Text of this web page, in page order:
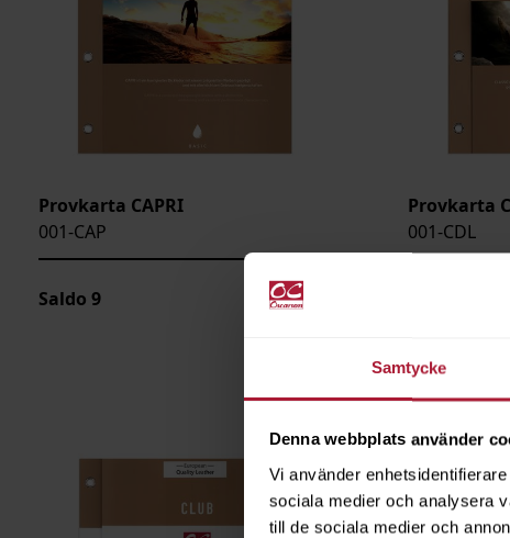
Samtycke
Denna webbplats använder
Vi använder
sociala medier och analysera
till de sociala medier och
Provkarta CAPRI
001-CAP
Saldo 9
Provkarta
001-CDL